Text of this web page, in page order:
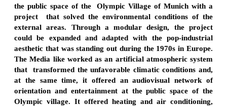
the public space of the Olympic Village of Munich with a
project that solved the environmental conditions of the
external areas. Through a modular design, the project
could be expanded and adapted with the pop-industrial
aesthetic that was standing out during the 1970s in Europe.
The Media like worked as an artificial atmospheric system
that transformed the unfavorable climatic conditions and,
at the same time, it offered an audiovisual network of
orientation and entertainment at the public space of the
Olympic village. It offered heating and air conditioning,